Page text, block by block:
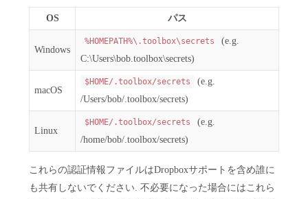
OS パス
Windows
%HOMEPATH%\.toolbox\secrets
(e.g.
C:\Users\bob.toolbox\secrets)
macOS
$HOME/.toolbox/secrets
(e.g.
/Users/bob/.toolbox/secrets)
Linux
$HOME/.toolbox/secrets
(e.g.
/home/bob/.toolbox/secrets)
これらの認証情報ファイルはDropboxサポートを含め誰に
も共有しないでください. 不必要になった場合にはこれら